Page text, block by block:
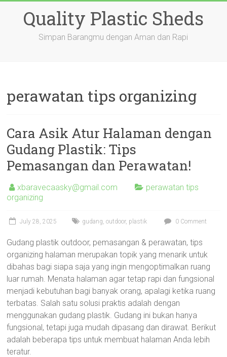
contentQuality Plastic Sheds
Simpan Barangmu dengan Aman dan Rapi
perawatan tips organizing
Cara Asik Atur Halaman dengan
Gudang Plastik: Tips
Pemasangan dan Perawatan!
xbaravecaasky@gmail.com
perawatan tips
organizing
July 28, 2025 gudang,outdoor, plastik 0 Comment
Gudang plastik outdoor, pemasangan & perawatan, tips
organizing halaman merupakan topik yang menarik untuk
dibahas bagi siapa saja yang ingin mengoptimalkan ruang
luar rumah. Menata halaman agar tetap rapi dan fungsional
menjadi kebutuhan bagi banyak orang, apalagi ketika ruang
terbatas. Salah satu solusi praktis adalah dengan
menggunakan gudang plastik. Gudang ini bukan hanya
fungsional, tetapi juga mudah dipasang dan dirawat. Berikut
adalah beberapa tips untuk membuat halaman Anda lebih
teratur.